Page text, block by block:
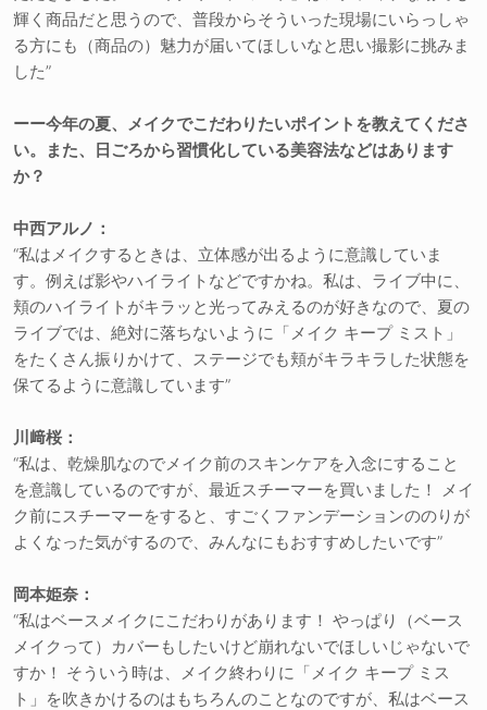
輝く商品だと思うので、普段からそういった現場にいらっしゃ
る方にも（商品の）魅力が届いてほしいなと思い撮影に挑みま
した”
ーー今年の夏、メイクでこだわりたいポイントを教えてくださ
い。また、日ごろから習慣化している美容法などはあります
か？
中西アルノ：
“私はメイクするときは、立体感が出るように意識していま
す。例えば影やハイライトなどですかね。私は、ライブ中に、
頬のハイライトがキラッと光ってみえるのが好きなので、夏の
ライブでは、絶対に落ちないように「メイク キープ ミスト」
をたくさん振りかけて、ステージでも頬がキラキラした状態を
保てるように意識しています”
川﨑桜：
“私は、乾燥肌なのでメイク前のスキンケアを入念にすること
を意識しているのですが、最近スチーマーを買いました！ メイ
ク前にスチーマーをすると、すごくファンデーションののりが
よくなった気がするので、みんなにもおすすめしたいです”
岡本姫奈：
“私はベースメイクにこだわりがあります！ やっぱり（ベース
メイクって）カバーもしたいけど崩れないでほしいじゃないで
すか！ そういう時は、メイク終わりに「メイク キープ ミス
ト」を吹きかけるのはもちろんのことなのですが、私はベース